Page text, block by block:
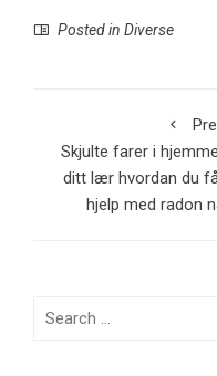
Posted in Diverse
Skjulte farer i
ditt lær hvordan du
hjelp med radon
Search